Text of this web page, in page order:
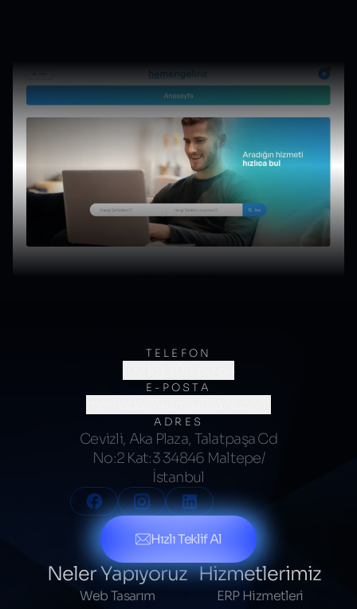
TELEFON
(0216) 706 60 64
E-POSTA
ADRES
Cevizli, Aka Plaza, Talatpaşa Cd
No:2 Kat:3 34846 Maltepe/
İstanbul
Hızlı Teklif Al
Neler Yapıyoruz
Web Tasarım
Hizmetlerimiz
ERP Hizmetleri